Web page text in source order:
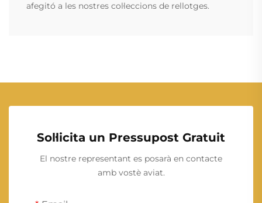
afegitó a les nostres col·leccions de rellotges.
Sol·licita un Pressupost Gratuit
El nostre representant es posarà en contacte
amb vostè aviat.